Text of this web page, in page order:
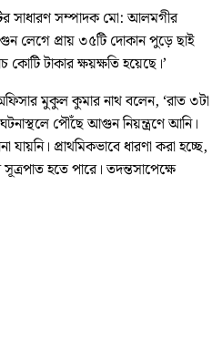
সাধারণ সম্পাদক মো: আলমগীর
লেগে প্রায় ৩৫টি দোকান পুড়ে ছাই
টাকার ক্ষয়ক্ষতি হয়েছে।’
মুকুল কুমার নাথ বলেন, ‘রাত ৩টা
পৌঁছে আগুন নিয়ন্ত্রণে আনি।
প্রাথমিকভাবে ধারণা করা হচ্ছে,
হতে পারে। তদন্তসাপেক্ষে